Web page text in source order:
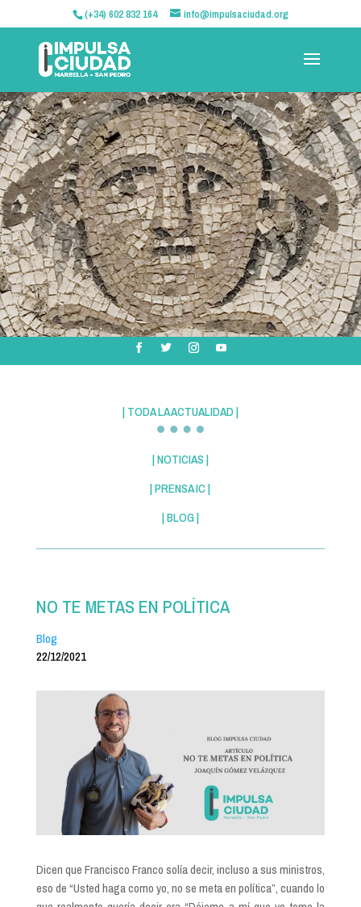
(+34) 602 832 164 info@impulsaciudad.org
| TODA LA ACTUALIDAD |
| NOTICIAS |
| PRENSA IC |
| BLOG |
NO TE METAS EN POLÍTICA
Blog
22/12/2021
Dicen que Francisco Franco solía decir, incluso a sus ministros,
eso de “Usted haga como yo, no se meta en política”, cuando lo